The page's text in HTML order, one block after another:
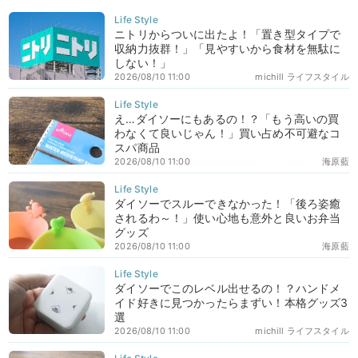
ニトリからついに出たよ！「置き型タイプで
収納力抜群！」「見やすいから食材を無駄に
しない！」
michill ライフスタイル
2026/08/10 11:00
え…ダイソーにもあるの！？「もう高いの買
わなくて良いじゃん！」買い占め不可避なコ
スパ商品
海原藍
2026/08/10 11:00
ダイソーでスルーできなかった！「後ろ姿癒
されるわ～！」使い心地も意外と良いお弁当
グッズ
海原藍
2026/08/10 11:00
ダイソーでこのレベル出せるの！？ハンドメ
イド好きに見つかったらまずい！本格グッズ3
選
michill ライフスタイル
2026/08/10 11:00